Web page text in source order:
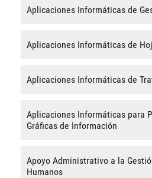
Aplicaciones Informáticas de
Aplicaciones Informáticas de
Aplicaciones Informáticas de
Aplicaciones Informáticas para
Gráficas de Información
Apoyo Administrativo a la
Humanos